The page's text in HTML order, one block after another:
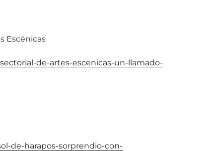
Escénicas
de-artes-escenicas-un-llamado-
de-harapos-sorprendio-con-